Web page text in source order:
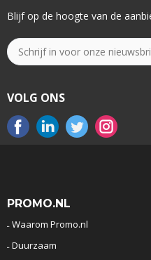
Blijf op de hoogte van de
VOLG ONS
PROMO.NL
Waarom Promo.nl
Duurzaam